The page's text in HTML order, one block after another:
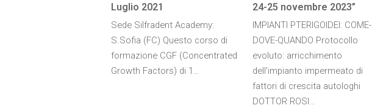
Luglio 2021
Sede Silfradent Academy:
S.Sofia (FC) Questo corso di
formazione CGF (Concentrated
Growth Factors) di 1…
24-25 novembre 2023”
IMPIANTI PTERIGOIDEI: COME-
DOVE-QUANDO Protocollo
evoluto: arricchimento
dell’impianto impermeato di
fattori di crescita autologhi
DOTTOR ROSI…